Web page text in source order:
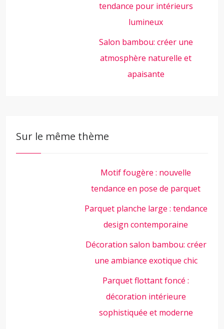
tendance pour intérieurs
lumineux
Salon bambou: créer une
atmosphère naturelle et
apaisante
Sur le même thème
Motif fougère : nouvelle
tendance en pose de parquet
Parquet planche large : tendance
design contemporaine
Décoration salon bambou: créer
une ambiance exotique chic
Parquet flottant foncé :
décoration intérieure
sophistiquée et moderne